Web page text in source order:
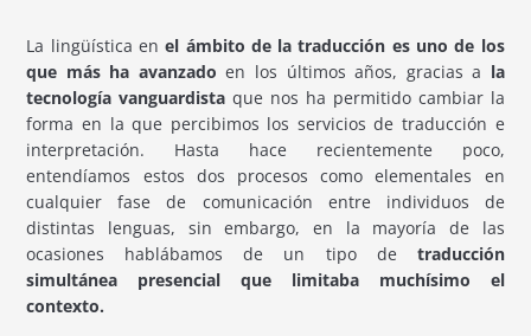
La lingüística enel ámbito de la traducción es uno de los
que más ha avanzadoen los últimos años, gracias a la
tecnología vanguardistaque nos ha permitido cambiar la
forma en la que percibimos los servicios de traducción e
interpretación. Hasta hace recientemente poco,
entendíamos estos dos procesos como elementales en
cualquier fase de comunicación entre individuos de
distintas lenguas, sin embargo, en la mayoría de las
ocasiones hablábamos de un tipo de traducción
simultánea presencial que limitaba muchísimo el
contexto.